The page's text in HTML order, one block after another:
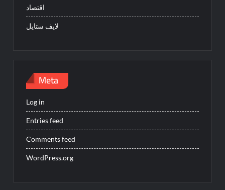
اقتصاد
لايف ستايل
Meta
Log in
Entries feed
Comments feed
WordPress.org